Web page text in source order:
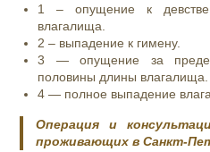
1 – опущение к
влагалища.
2 – выпадение к гимену.
3 — опущение за
половины длины влагалища.
4 — полное выпадение
Операция и
проживающих в Санкт-